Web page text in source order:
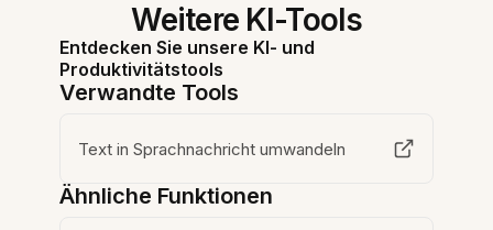
Weitere KI-Tools
Entdecken Sie unsere KI- und
Produktivitätstools
Verwandte Tools
Text in Sprachnachricht umwandeln
Ähnliche Funktionen